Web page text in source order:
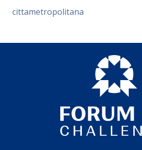
cittametropolitana